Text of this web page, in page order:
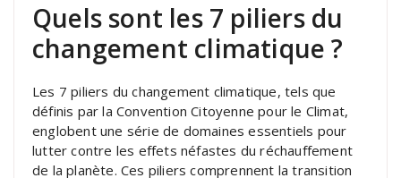
Quels sont les 7 piliers du
changement climatique ?
Les 7 piliers du changement climatique, tels que
définis par la Convention Citoyenne pour le Climat,
englobent une série de domaines essentiels pour
lutter contre les effets néfastes du réchauffement
de la planète. Ces piliers comprennent la transition